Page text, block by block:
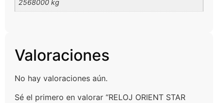
2568000 kg
Valoraciones
No hay valoraciones aún.
Sé el primero en valorar “RELOJ ORIENT STAR